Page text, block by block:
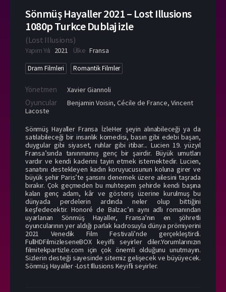
Sönmüş Hayaller 2021 – Lost Illusions
1080p Turkce Dublaj izle
(Lost Illusions)
Yapım Yılı 2021 Ülke Fransa
Dram Filmleri Romantik Filmler
Yönetmen Xavier Giannoli
Oyuncular Benjamin Voisin, Cécile de France, Vincent
Lacoste
Sönmüş Hayaller Fransa İzleHer şeyin alınabileceği ya da
satılabileceği bir insanlık komedisi, basın gibi edebi başarı,
duygular gibi siyaset, ruhlar gibi itibar... Lucien 19. yüzyıl
Fransa’sında tanınmamış genç bir şairdir. Büyük umutları
vardır ve kendi kaderini tayin etmek istemektedir. Lucien,
sanatını destekleyen kadın koruyucusunun koluna girer ve
büyük şehir Paris’te şansını denemek üzere ailesini taşrada
bırakır. Çok geçmeden bu muhteşem şehirde kendi başına
kalan genç adam, kâr ve gösteriş üzerine kurulmuş bu
dünyada perdelerin ardında neler olup bittiğini
keşfedecektir. Honoré de Balzac’ın aynı adlı romanından
uyarlanan Sönmüş Hayaller, Fransa'nın en şöhretli
oyuncularının yer aldığı parlak kadrosuyla dünya prömiyerini
2021 Venedik Film Festivali’nde gerçekleştirdi.
FullHDFilmizleseneBOX keyifli seyirler diler.Yorumlarınızın
filmitekpartizle.com için çok önemli olduğunu unutmayın.
Sizlerin desteği sayesinde sitemiz gelişecek ve büyüyecek.
Sönmüş Hayaller -Lost Illusions Keyifli seyirler.